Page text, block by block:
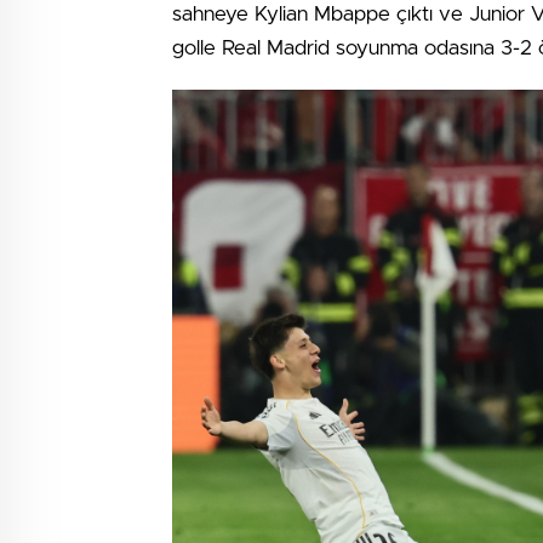
sahneye Kylian Mbappe çıktı ve Junior
golle Real Madrid soyunma odasına 3-2